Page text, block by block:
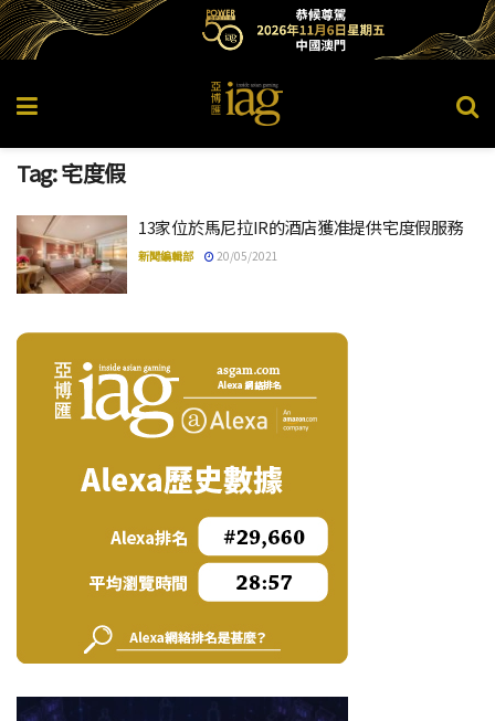
Tag:宅度假
13家位於馬尼拉IR的酒店獲准提供宅度假服務
新聞編輯部 20/05/2021